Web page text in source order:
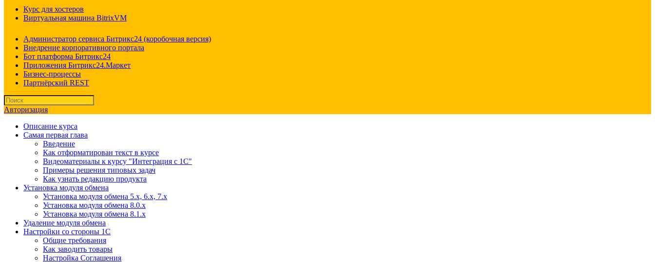
Курс для хостеров
Виртуальная машина BitrixVM
Администратор сервиса Битрикс24 (коробочная версия)
Внедрение корпоративного портала
Бот платформа Битрикс24
Приложения Битрикс24.Маркет
Бизнес-процессы
Партнёрский REST
Авторизация
Описание курса
Самая первая глава
Введение
Как отформатирован текст в курсе
Видеоматериалы к курсу "Интеграция с 1С"
Примеры решения типовых задач
Как узнать редакцию продукта
Установка модуля обмена
Установка модуля обмена 5.х, 6.х, 7.х
Установка модуля обмена 8.0.х
Установка модуля обмена 8.1.х
Удаление модуля обмена
Настройки со стороны 1С
Общие требования
Как заводить товары
Настройка Соглашения